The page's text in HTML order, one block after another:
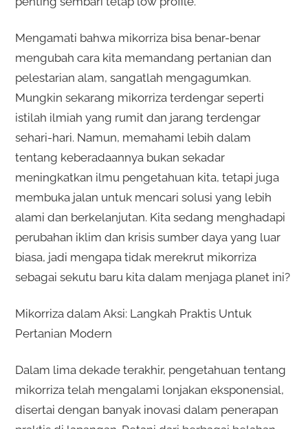
Mengamati bahwa mikorriza bisa benar-benar
mengubah cara kita memandang pertanian dan
pelestarian alam, sangatlah mengagumkan.
Mungkin sekarang mikorriza terdengar seperti
istilah ilmiah yang rumit dan jarang terdengar
sehari-hari. Namun, memahami lebih dalam
tentang keberadaannya bukan sekadar
meningkatkan ilmu pengetahuan kita, tetapi juga
membuka jalan untuk mencari solusi yang lebih
alami dan berkelanjutan. Kita sedang menghadapi
perubahan iklim dan krisis sumber daya yang luar
biasa, jadi mengapa tidak merekrut mikorriza
sebagai sekutu baru kita dalam menjaga planet ini?
Mikorriza dalam Aksi: Langkah Praktis Untuk
Pertanian Modern
Dalam lima dekade terakhir, pengetahuan tentang
mikorriza telah mengalami lonjakan eksponensial,
disertai dengan banyak inovasi dalam penerapan